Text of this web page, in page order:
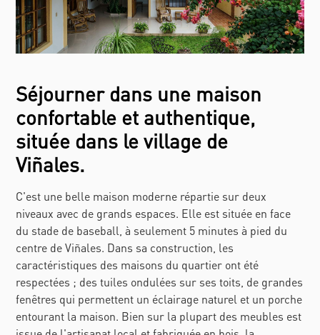
Séjourner dans une maison
confortable et authentique,
située dans le village de
Viñales.
C'est une belle maison moderne répartie sur deux
niveaux avec de grands espaces. Elle est située en face
du stade de baseball, à seulement 5 minutes à pied du
centre de Viñales. Dans sa construction, les
caractéristiques des maisons du quartier ont été
respectées ; des tuiles ondulées sur ses toits, de grandes
fenêtres qui permettent un éclairage naturel et un porche
entourant la maison. Bien sur la plupart des meubles est